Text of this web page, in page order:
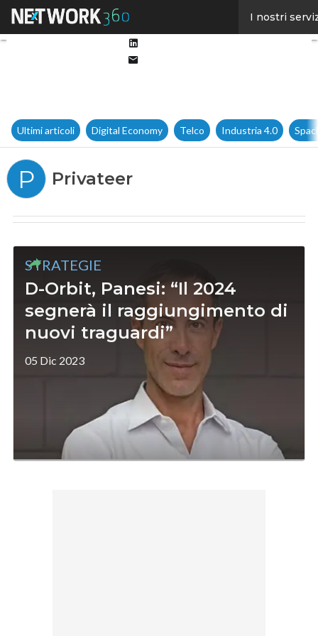
I nostri
Ultimi articoli Digital Economy Telco Industria 4.0
P Privateer
STRATEGIE
D-Orbit, Panesi: “Il 2024
segnerà il raggiungimento di
nuovi traguardi”
05 Dic 2023